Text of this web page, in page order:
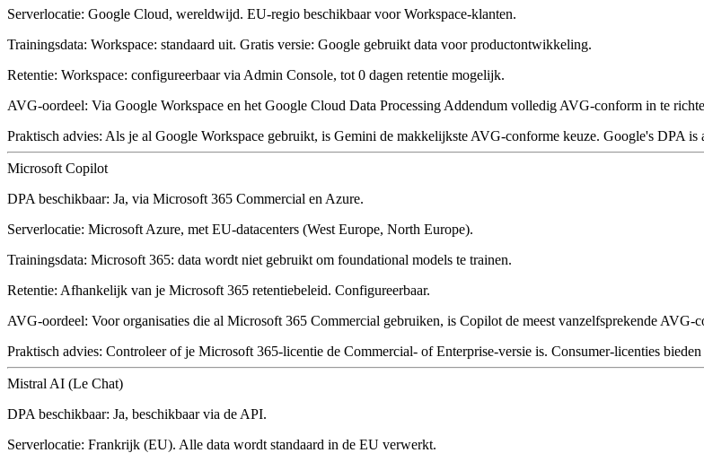
Serverlocatie: Google Cloud, wereldwijd. EU-regio beschikbaar voor Workspace-klanten.
Trainingsdata: Workspace: standaard uit. Gratis versie: Google gebruikt data voor productontwikkeling.
Retentie: Workspace: configureerbaar via Admin Console, tot 0 dagen retentie mogelijk.
AVG-oordeel: Via Google Workspace en het Google Cloud Data Processing Addendum volledig AVG-conform in te
Praktisch advies: Als je al Google Workspace gebruikt, is Gemini de makkelijkste AVG-conforme keuze. Google's DPA is
Microsoft Copilot
DPA beschikbaar: Ja, via Microsoft 365 Commercial en Azure.
Serverlocatie: Microsoft Azure, met EU-datacenters (West Europe, North Europe).
Trainingsdata: Microsoft 365: data wordt niet gebruikt om foundational models te trainen.
Retentie: Afhankelijk van je Microsoft 365 retentiebeleid. Configureerbaar.
AVG-oordeel: Voor organisaties die al Microsoft 365 Commercial gebruiken, is Copilot de meest vanzelfsprekende
Praktisch advies: Controleer of je Microsoft 365-licentie de Commercial- of Enterprise-versie is. Consumer-licenties
Mistral AI (Le Chat)
DPA beschikbaar: Ja, beschikbaar via de API.
Serverlocatie: Frankrijk (EU). Alle data wordt standaard in de EU verwerkt.